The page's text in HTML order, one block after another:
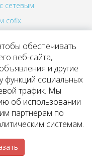
сетевым
cofix
Братья
сетевым
Пекарня
сетевым
KFC
сетевым
обеспечивать
веб-сайта,
и другие
функций социальных
трафик. Мы
об использовании
партнерам по
системам.